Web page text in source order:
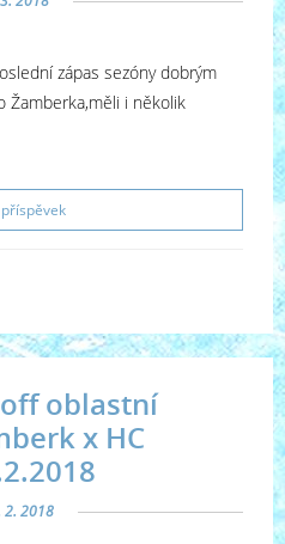
zápas sezóny dobrým
Žamberka,měli i několik
oblastní
x HC
2. 2018